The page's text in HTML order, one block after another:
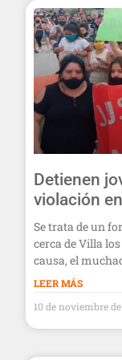
Detienen
violación
Se trata de un
cerca de Villa
causa, el
LEER MÁS
10 de noviembre